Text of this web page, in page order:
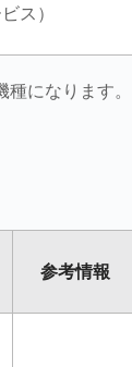
ス）
になります。
参考情報